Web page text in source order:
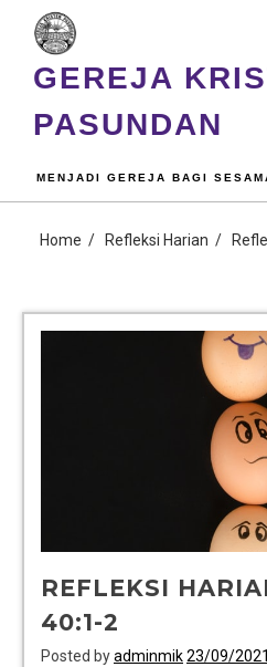
GEREJA
PASUNDAN
MENJADI GEREJA BAGI
Home Refleksi Harian
REFLEKSI
40:1-2
Posted byadminmik23/09/2021